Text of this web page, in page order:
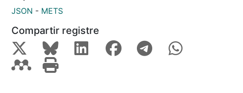
JSON - METS
Compartir registre